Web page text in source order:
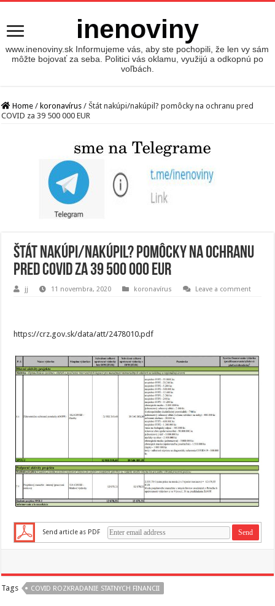
inenoviny
www.inenoviny.sk Informujeme vás, aby ste pochopili, že len vy sám
môžte bojovať za seba. Politici vás oklamu, využijú a odkopnú po
voľbách.
Home / koronavírus / Štát nakúpi/nakúpil? pomôcky na ochranu pred
COVID za 39 500 000 EUR
Štát nakúpi/nakúpil? pomôcky na ochranu
pred COVID za 39 500 000 EUR
jj 11 novembra, 2020 koronavírus Leave a comment
https://crz.gov.sk/data/att/2478010.pdf
Send article as PDF
Tags COVID ROZKRADANIE STATNYCH FINANCII